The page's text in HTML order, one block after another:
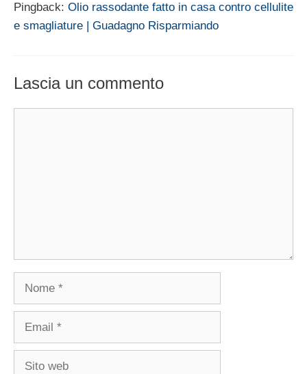
Pingback: Olio rassodante fatto in casa contro cellulite
e smagliature | Guadagno Risparmiando
Lascia un commento